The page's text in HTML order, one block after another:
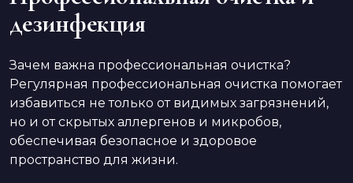
дезинфекция
Зачем важна профессиональная очистка?
Регулярная профессиональная очистка помогает
избавиться не только от видимых загрязнений,
но и от скрытых аллергенов и микробов,
обеспечивая безопасное и здоровое
пространство для жизни.